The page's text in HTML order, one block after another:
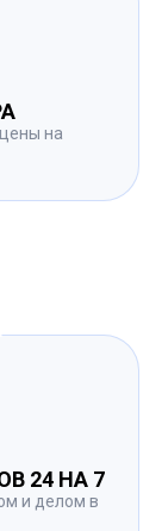
на
24 НА 7
и делом в